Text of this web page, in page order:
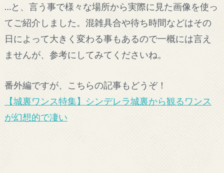
…と、言う事で様々な場所から実際に見た画像を使っ
てご紹介しました。混雑具合や待ち時間などはその
日によって大きく変わる事もあるので一概には言え
ませんが、参考にしてみてくださいね。
番外編ですが、こちらの記事もどうぞ！
【城裏ワンス特集】シンデレラ城裏から観るワンス
が幻想的で凄い